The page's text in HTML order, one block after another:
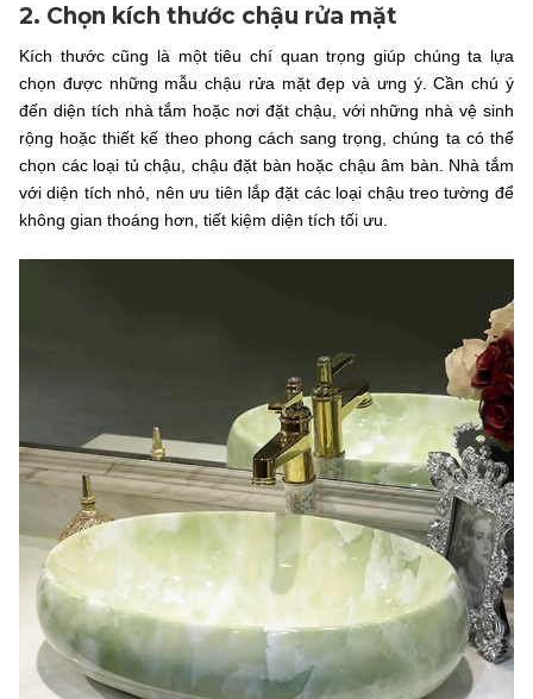
2. Chọn kích thước chậu rửa mặt
Kích thước cũng là một tiêu chí quan trọng giúp chúng ta lựa
chọn được những mẫu chậu rửa mặt đẹp và ưng ý. Cần chú ý
đến diện tích nhà tắm hoặc nơi đặt chậu, với những nhà vệ sinh
rộng hoặc thiết kế theo phong cách sang trọng, chúng ta có thể
chọn các loại tủ chậu, chậu đặt bàn hoặc chậu âm bàn. Nhà tắm
với diện tích nhỏ, nên ưu tiên lắp đặt các loại chậu treo tường để
không gian thoáng hơn, tiết kiệm diện tích tối ưu.